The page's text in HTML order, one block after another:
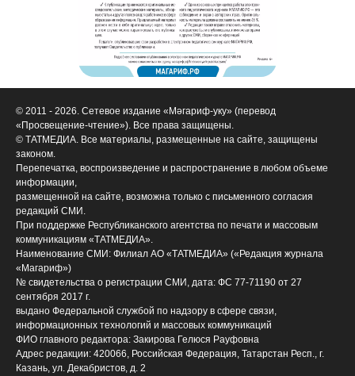
© 2011 - 2026. Сетевое издание «Мәгариф-уку» (перевод
«Просвещение-чтение»). Все права защищены.
© ТАТМЕДИА. Все материалы, размещенные на сайте, защищены
законом.
Перепечатка, воспроизведение и распространение в любом объеме
информации,
размещенной на сайте, возможна только с письменного согласия
редакций СМИ.
При поддержке Республиканского агентства по печати и массовым
коммуникациям «ТАТМЕДИА».
Наименование СМИ: Филиал АО «ТАТМЕДИА» («Редакция журнала
«Магариф»)
№ свидетельства о регистрации СМИ, дата: ФС 77-71190 от 27
сентября 2017 г.
выдано Федеральной службой по надзору в сфере связи,
информационных технологий и массовых коммуникаций
ФИО главного редактора: Закирова Гелюся Рауфовна
Адрес редакции: 420066, Российская Федерация, Татарстан Респ., г.
Казань, ул. Декабристов, д. 2